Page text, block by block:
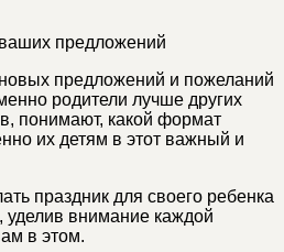
предложений
предложений и пожеланий
родители лучше других
понимают, какой формат
их детям в этот важный и
праздник для своего ребенка
уделив внимание каждой
в этом.